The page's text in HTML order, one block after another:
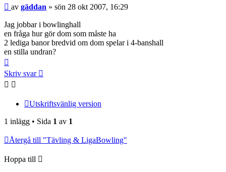
Inlägg
av gäddan » sön 28 okt 2007, 16:29
Jag jobbar i bowlinghall
en fråga hur gör dom som måste ha
2 lediga banor bredvid om dom spelar i 4-banshall
en stilla undran?
Skriv svar
Utskriftsvänlig version
1 inlägg • Sida 1 av 1
Återgå till "Tävling & LigaBowling"
Hoppa till